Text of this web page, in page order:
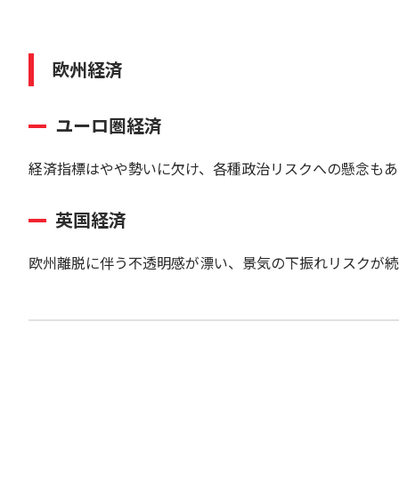
欧州経済
ユーロ圏経済
経済指標はやや勢いに欠け、各種政治リスクへの懸念も
英国経済
欧州離脱に伴う不透明感が漂い、景気の下振れリスクが続